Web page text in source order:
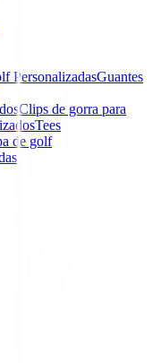
PersonalizadasGuantes
Clips de gorra para
Tees
de golf